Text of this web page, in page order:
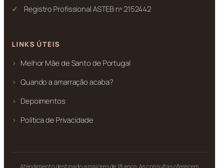
Registro Profissional ASTEB nº 2152442
LINKS ÚTEIS
Melhor Mãe de Santo de Portugal
Quando a amarração acaba?
Depoimentos
Política de Privacidade